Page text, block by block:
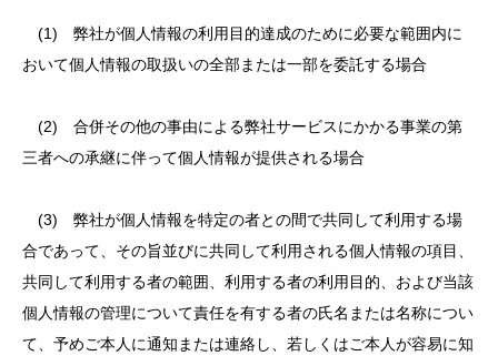
(1) 弊社が個人情報の利用目的達成のために必要な範囲内に
おいて個人情報の取扱いの全部または一部を委託する場合
(2) 合併その他の事由による弊社サービスにかかる事業の第
三者への承継に伴って個人情報が提供される場合
(3) 弊社が個人情報を特定の者との間で共同して利用する場
合であって、その旨並びに共同して利用される個人情報の項目、
共同して利用する者の範囲、利用する者の利用目的、および当該
個人情報の管理について責任を有する者の氏名または名称につい
て、予めご本人に通知または連絡し、若しくはご本人が容易に知